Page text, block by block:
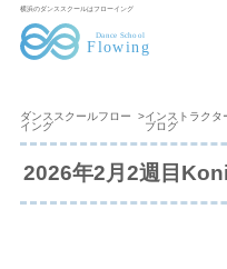
横浜のダンススクールはフローイング
ダンススクールフロー
イング
>インストラクタ
ブログ
2026年2月2週目